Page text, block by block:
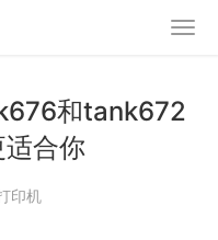
和tank672
合你
印机